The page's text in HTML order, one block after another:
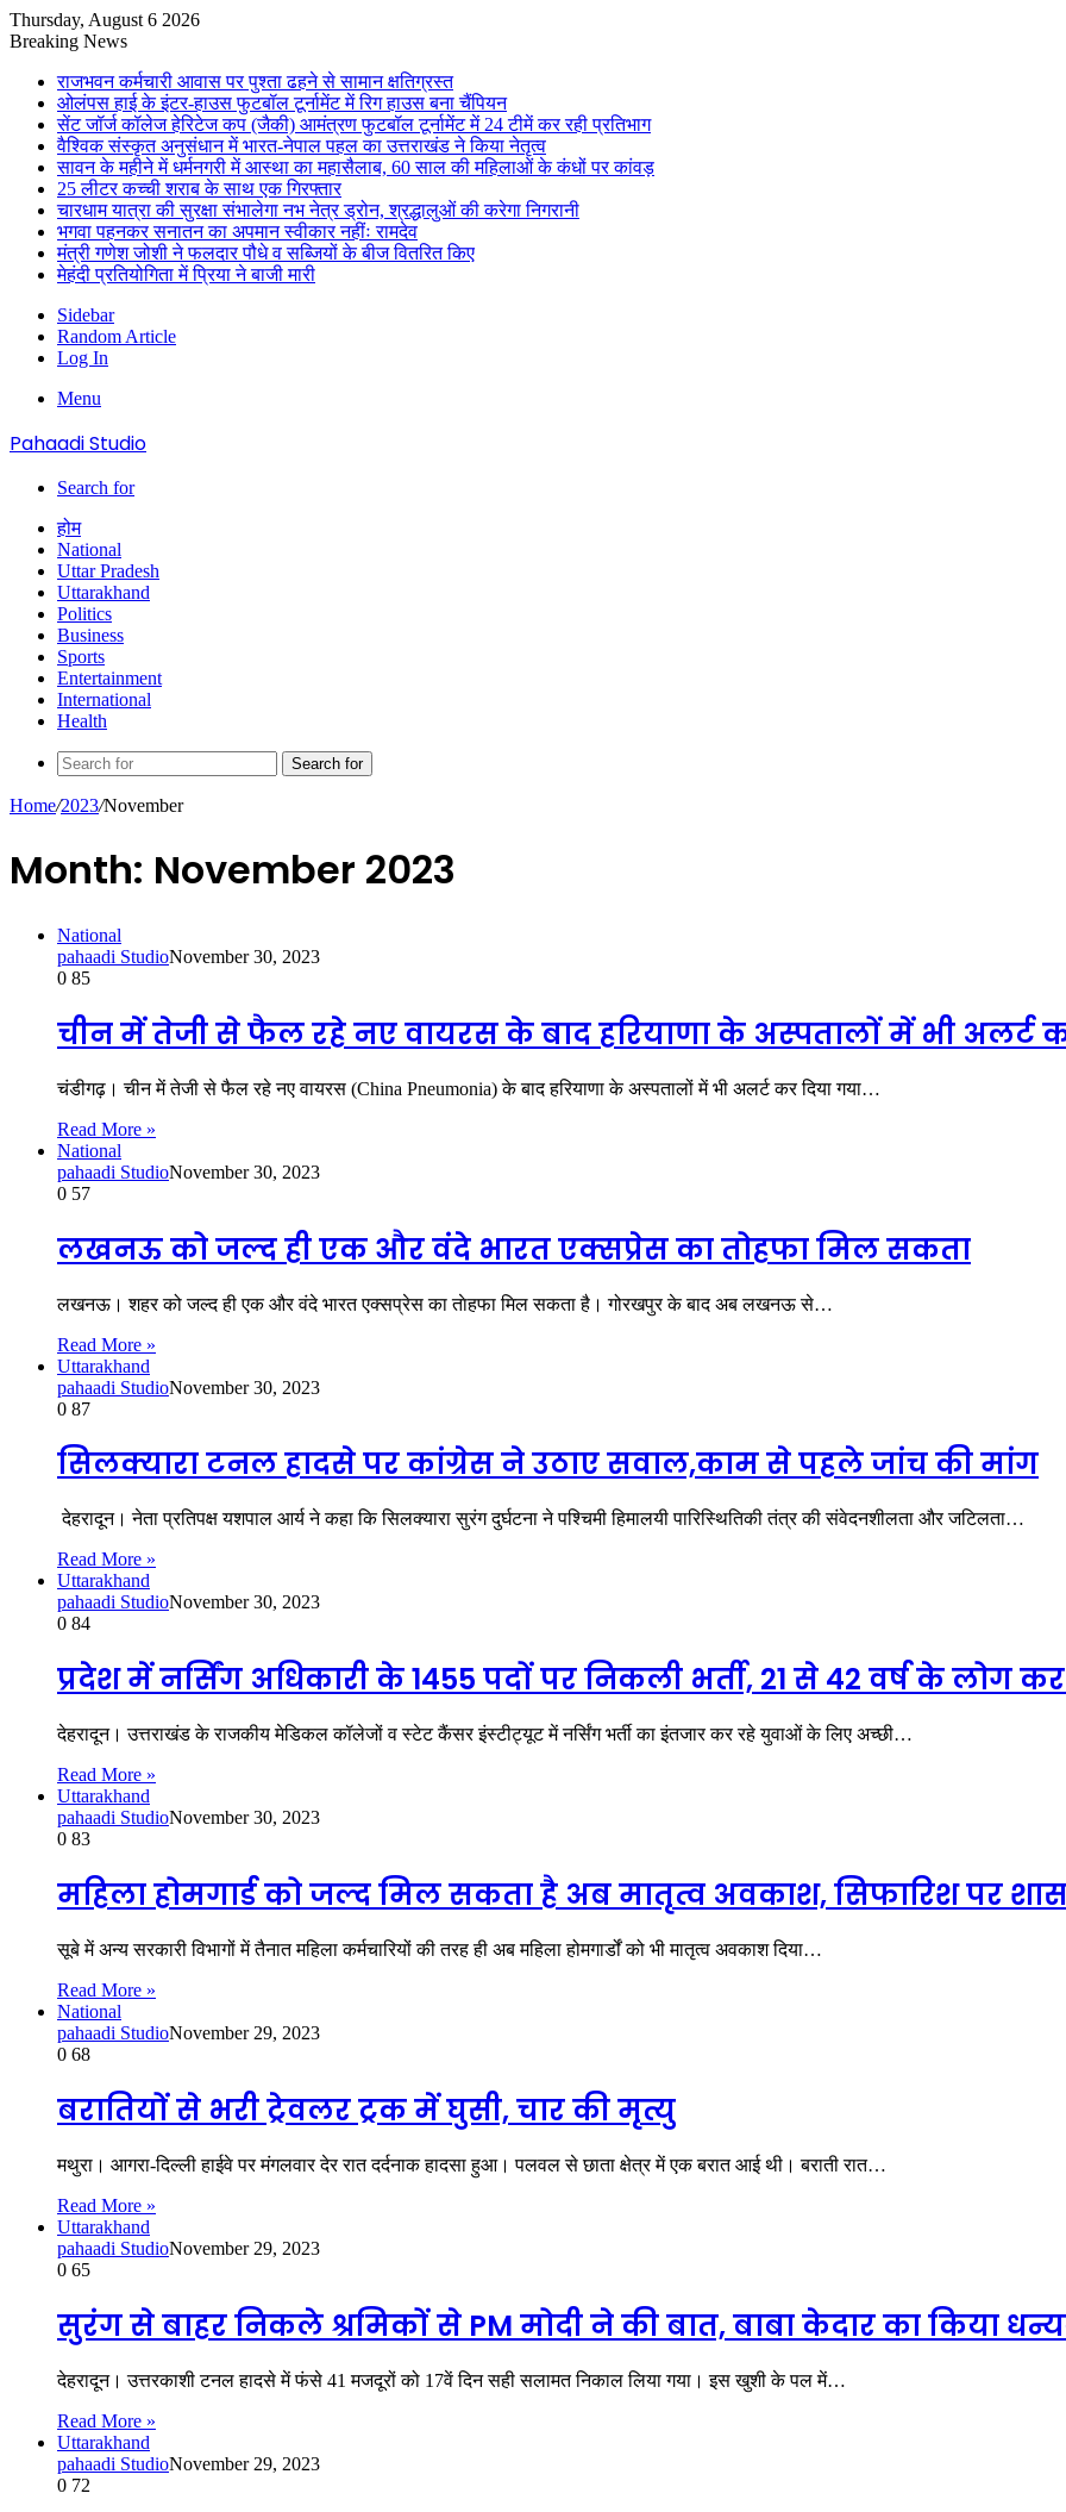
Thursday, August 6 2026
Breaking News
राजभवन कर्मचारी आवास पर पुश्ता ढहने से सामान क्षतिग्रस्त
ओलंपस हाई के इंटर-हाउस फुटबॉल टूर्नामेंट में रिग हाउस बना चैंपियन
सेंट जॉर्ज कॉलेज हेरिटेज कप (जैकी) आमंत्रण फुटबॉल टूर्नामेंट में 24 टीमें कर रही प्रतिभाग
वैश्विक संस्कृत अनुसंधान में भारत-नेपाल पहल का उत्तराखंड ने किया नेतृत्व
सावन के महीने में धर्मनगरी में आस्था का महासैलाब, 60 साल की महिलाओं के कंधों पर कांवड़
25 लीटर कच्ची शराब के साथ एक गिरफ्तार
चारधाम यात्रा की सुरक्षा संभालेगा नभ नेत्र ड्रोन, श्रद्धालुओं की करेगा निगरानी
भगवा पहनकर सनातन का अपमान स्वीकार नहींः रामदेव
मंत्री गणेश जोशी ने फलदार पौधे व सब्जियों के बीज वितरित किए
मेहंदी प्रतियोगिता में प्रिया ने बाजी मारी
Sidebar
Random Article
Log In
Menu
Pahaadi Studio
Search for
होम
National
Uttar Pradesh
Uttarakhand
Politics
Business
Sports
Entertainment
International
Health
Search for
Home/2023/November
Month: November 2023
National
pahaadi StudioNovember 30, 2023
0 85
चीन में तेजी से फैल रहे नए वायरस के बाद हरियाणा के अस्पतालों में भी अलर्ट
चंडीगढ़। चीन में तेजी से फैल रहे नए वायरस (China Pneumonia) के बाद हरियाणा के अस्पतालों में भी अलर्ट कर दिया गया…
Read More »
National
pahaadi StudioNovember 30, 2023
0 57
लखनऊ को जल्द ही एक और वंदे भारत एक्सप्रेस का तोहफा मिल सकता
लखनऊ। शहर को जल्द ही एक और वंदे भारत एक्सप्रेस का ताेहफा मिल सकता है। गोरखपुर के बाद अब लखनऊ से…
Read More »
Uttarakhand
pahaadi StudioNovember 30, 2023
0 87
सिलक्यारा टनल हादसे पर कांग्रेस ने उठाए सवाल,काम से पहले जांच की मांग
देहरादून। नेता प्रतिपक्ष यशपाल आर्य ने कहा कि सिलक्यारा सुरंग दुर्घटना ने पश्चिमी हिमालयी पारिस्थितिकी तंत्र की संवेदनशीलता और जटिलता…
Read More »
Uttarakhand
pahaadi StudioNovember 30, 2023
0 84
प्रदेश में नर्सिंग अधिकारी के 1455 पदों पर निकली भर्ती, 21 से 42 वर्ष के
देहरादून। उत्तराखंड के राजकीय मेडिकल कॉलेजों व स्टेट कैंसर इंस्टीट्यूट में नर्सिंग भर्ती का इंतजार कर रहे युवाओं के लिए अच्छी…
Read More »
Uttarakhand
pahaadi StudioNovember 30, 2023
0 83
महिला होमगार्ड को जल्द मिल सकता है अब मातृत्व अवकाश, सिफारिश पर
सूबे में अन्य सरकारी विभागों में तैनात महिला कर्मचारियों की तरह ही अब महिला होमगार्डों को भी मातृत्व अवकाश दिया…
Read More »
National
pahaadi StudioNovember 29, 2023
0 68
बरातियों से भरी ट्रेवलर ट्रक में घुसी, चार की मृत्यु
मथुरा। आगरा-दिल्ली हाईवे पर मंगलवार देर रात दर्दनाक हादसा हुआ। पलवल से छाता क्षेत्र में एक बरात आई थी। बराती रात…
Read More »
Uttarakhand
pahaadi StudioNovember 29, 2023
0 65
सुरंग से बाहर निकले श्रमिकों से PM मोदी ने की बात, बाबा केदार का किया
देहरादून। उत्तरकाशी टनल हादसे में फंसे 41 मजदूरों को 17वें दिन सही सलामत निकाल लिया गया। इस खुशी के पल में…
Read More »
Uttarakhand
pahaadi StudioNovember 29, 2023
0 72